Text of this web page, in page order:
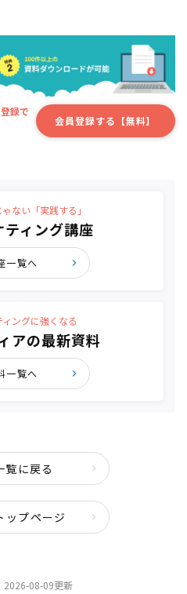
録で
会員登録する【無料】
ない「実践する」
ィング講座
一覧へ
ングに強くなる
アの最新資料
一覧へ
覧に戻る
プページ
2026-08-09更新